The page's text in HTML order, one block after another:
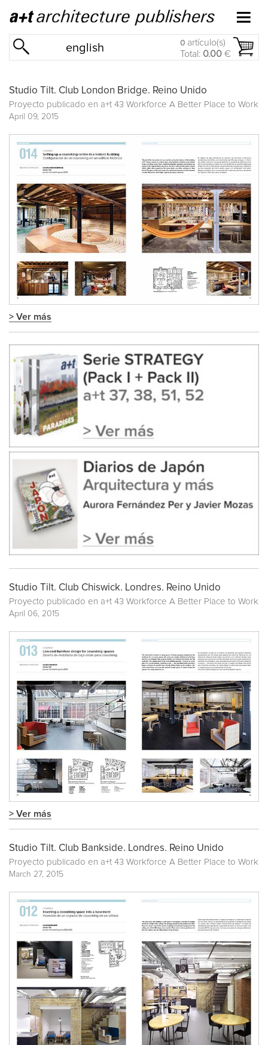
english 0 artículo(s)
Total: 0.00 €
Studio Tilt. Club London Bridge. Reino Unido
Proyecto publicado en a+t 43 Workforce A Better Place to Work
April 09, 2015
> Ver más
Studio Tilt. Club Chiswick. Londres. Reino Unido
Proyecto publicado en a+t 43 Workforce A Better Place to Work
April 06, 2015
> Ver más
Studio Tilt. Club Bankside. Londres. Reino Unido
Proyecto publicado en a+t 43 Workforce A Better Place to Work
March 27, 2015